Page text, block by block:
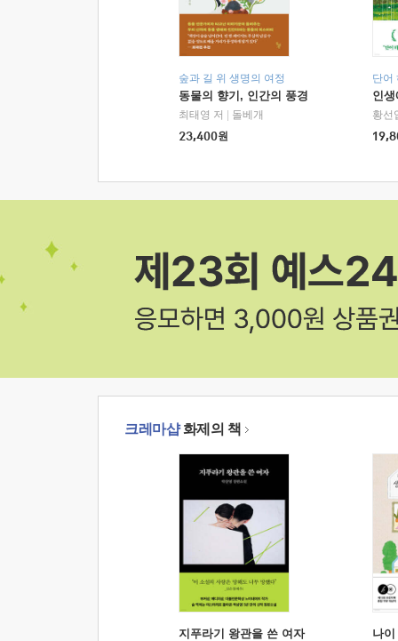
숲과 길 위 생명의 여정
동물의 향기, 인간의 풍경
최태영 저
돌베개
23,400원
단어
인
황선
크레마샵화제의 책
지푸라기 왕관을 쓴 여자 나